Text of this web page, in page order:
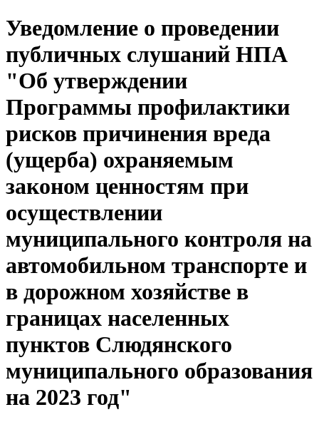
Уведомление о проведении
публичных слушаний НПА
"Об утверждении
Программы профилактики
рисков причинения вреда
(ущерба) охраняемым
законом ценностям при
осуществлении
муниципального контроля на
автомобильном транспорте и
в дорожном хозяйстве в
границах населенных
пунктов Слюдянского
муниципального образования
на 2023 год"